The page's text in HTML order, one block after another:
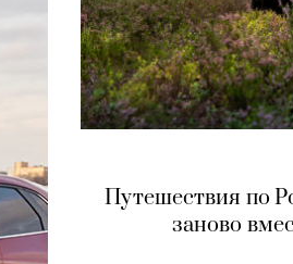
Путешествия по
заново